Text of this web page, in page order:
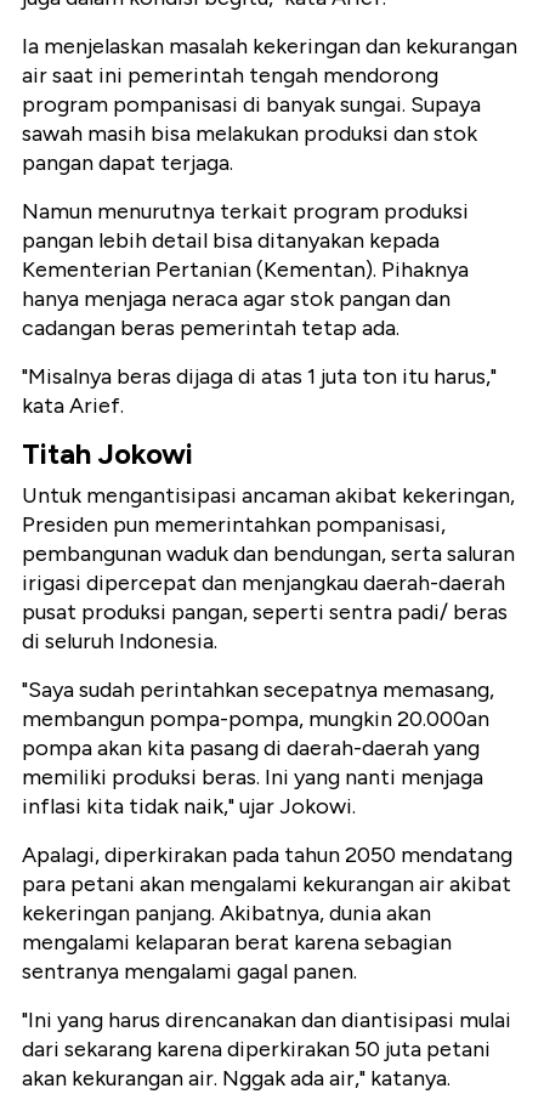
Ia menjelaskan masalah kekeringan dan kekurangan
air saat ini pemerintah tengah mendorong
program pompanisasi di banyak sungai. Supaya
sawah masih bisa melakukan produksi dan stok
pangan dapat terjaga.
Namun menurutnya terkait program produksi
pangan lebih detail bisa ditanyakan kepada
Kementerian Pertanian (Kementan). Pihaknya
hanya menjaga neraca agar stok pangan dan
cadangan beras pemerintah tetap ada.
"Misalnya beras dijaga di atas 1 juta ton itu harus,"
kata Arief.
Titah Jokowi
Untuk mengantisipasi ancaman akibat kekeringan,
Presiden pun memerintahkan pompanisasi,
pembangunan waduk dan bendungan, serta saluran
irigasi dipercepat dan menjangkau daerah-daerah
pusat produksi pangan, seperti sentra padi/ beras
di seluruh Indonesia.
"Saya sudah perintahkan secepatnya memasang,
membangun pompa-pompa, mungkin 20.000an
pompa akan kita pasang di daerah-daerah yang
memiliki produksi beras. Ini yang nanti menjaga
inflasi kita tidak naik," ujar Jokowi.
Apalagi, diperkirakan pada tahun 2050 mendatang
para petani akan mengalami kekurangan air akibat
kekeringan panjang. Akibatnya, dunia akan
mengalami kelaparan berat karena sebagian
sentranya mengalami gagal panen.
"Ini yang harus direncanakan dan diantisipasi mulai
dari sekarang karena diperkirakan 50 juta petani
akan kekurangan air. Nggak ada air," katanya.